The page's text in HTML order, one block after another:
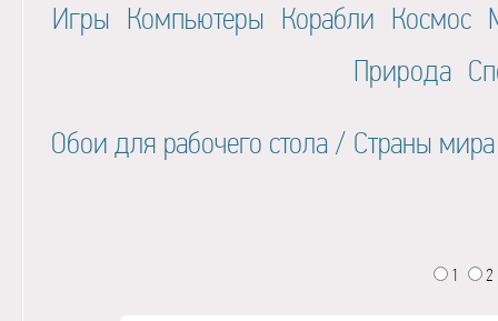
Игры Компьютеры Корабли Космос
Природа
Обои для рабочего стола/ Страны мира
1 2